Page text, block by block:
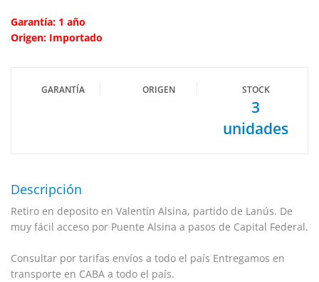
Garantía: 1 año
Origen: Importado
GARANTÍA ORIGEN STOCK
3
unidades
Descripción
Retiro en deposito en Valentín Alsina, partido de Lanús. De
muy fácil acceso por Puente Alsina a pasos de Capital Federal.
Consultar por tarifas envíos a todo el país Entregamos en
transporte en CABA a todo el país.